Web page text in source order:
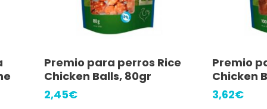
Añadir Al Carrito
Premio para perros Rice
Chicken Balls, 80gr
2,45€
Premio
Chicken
3,62€